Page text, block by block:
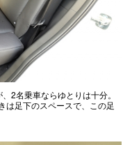
2名乗車ならゆとりは十分。
は足下のスペースで、この足